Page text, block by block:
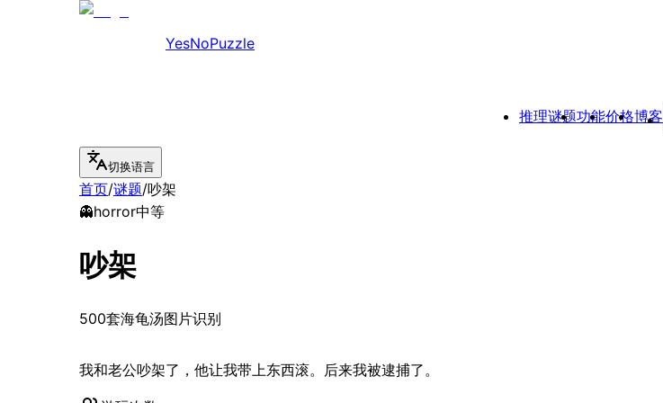
YesNoPuzzle
推理谜题功能价格博客
切换语言
首页/谜题/吵架
👻horror中等
吵架
500套海龟汤图片识别
我和老公吵架了，他让我带上东西滚。后来我被逮捕了。